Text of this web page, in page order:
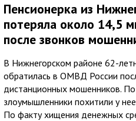
Пенсионерка из
потеряла около 14,5
после звонков
В Нижнегорском районе 62-
обратилась в ОМВД России
дистанционных мошенников.
злоумышленники похитили у
По факту хищения денежных